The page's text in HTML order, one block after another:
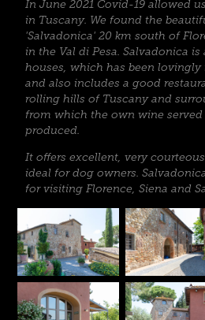
In June 2021 Covid-19 allowed
in Tuscany. We found the
'Salvadonica' 20 km south of
in the Val di Pesa. Salvadonica
houses, which has been lovingly
and also includes a good
rolling hills of Tuscany and
from which the own wine served
produced.
It offers excellent, very
ideal for dog owners.
for visiting Florence, Siena and